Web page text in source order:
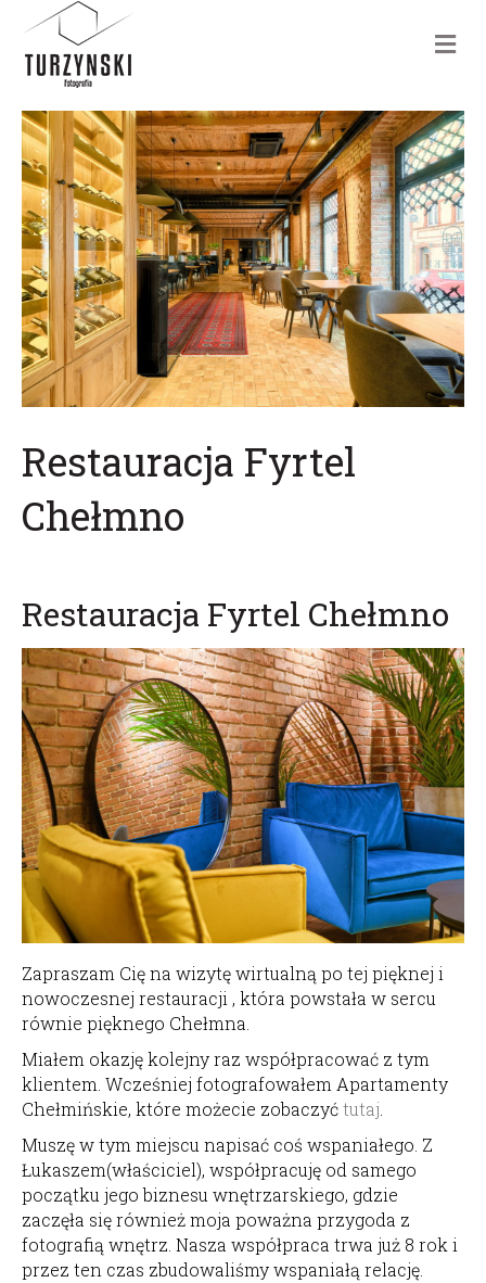
m
e
u
Restauracja Fyrtel
Chełmno
Restauracja Fyrtel Chełmno
Zapraszam Cię na wizytę wirtualną po tej pięknej i
nowoczesnej restauracji , która powstała w sercu
równie pięknego Chełmna.
Miałem okazję kolejny raz współpracować z tym
klientem. Wcześniej fotografowałem Apartamenty
Chełmińskie, które możecie zobaczyćtutaj.
Muszę w tym miejscu napisać coś wspaniałego. Z
Łukaszem(właściciel), współpracuję od samego
początku jego biznesu wnętrzarskiego, gdzie
zaczęła się również moja poważna przygoda z
fotografią wnętrz. Nasza współpraca trwa już 8 rok i
przez ten czas zbudowaliśmy wspaniałą relację.